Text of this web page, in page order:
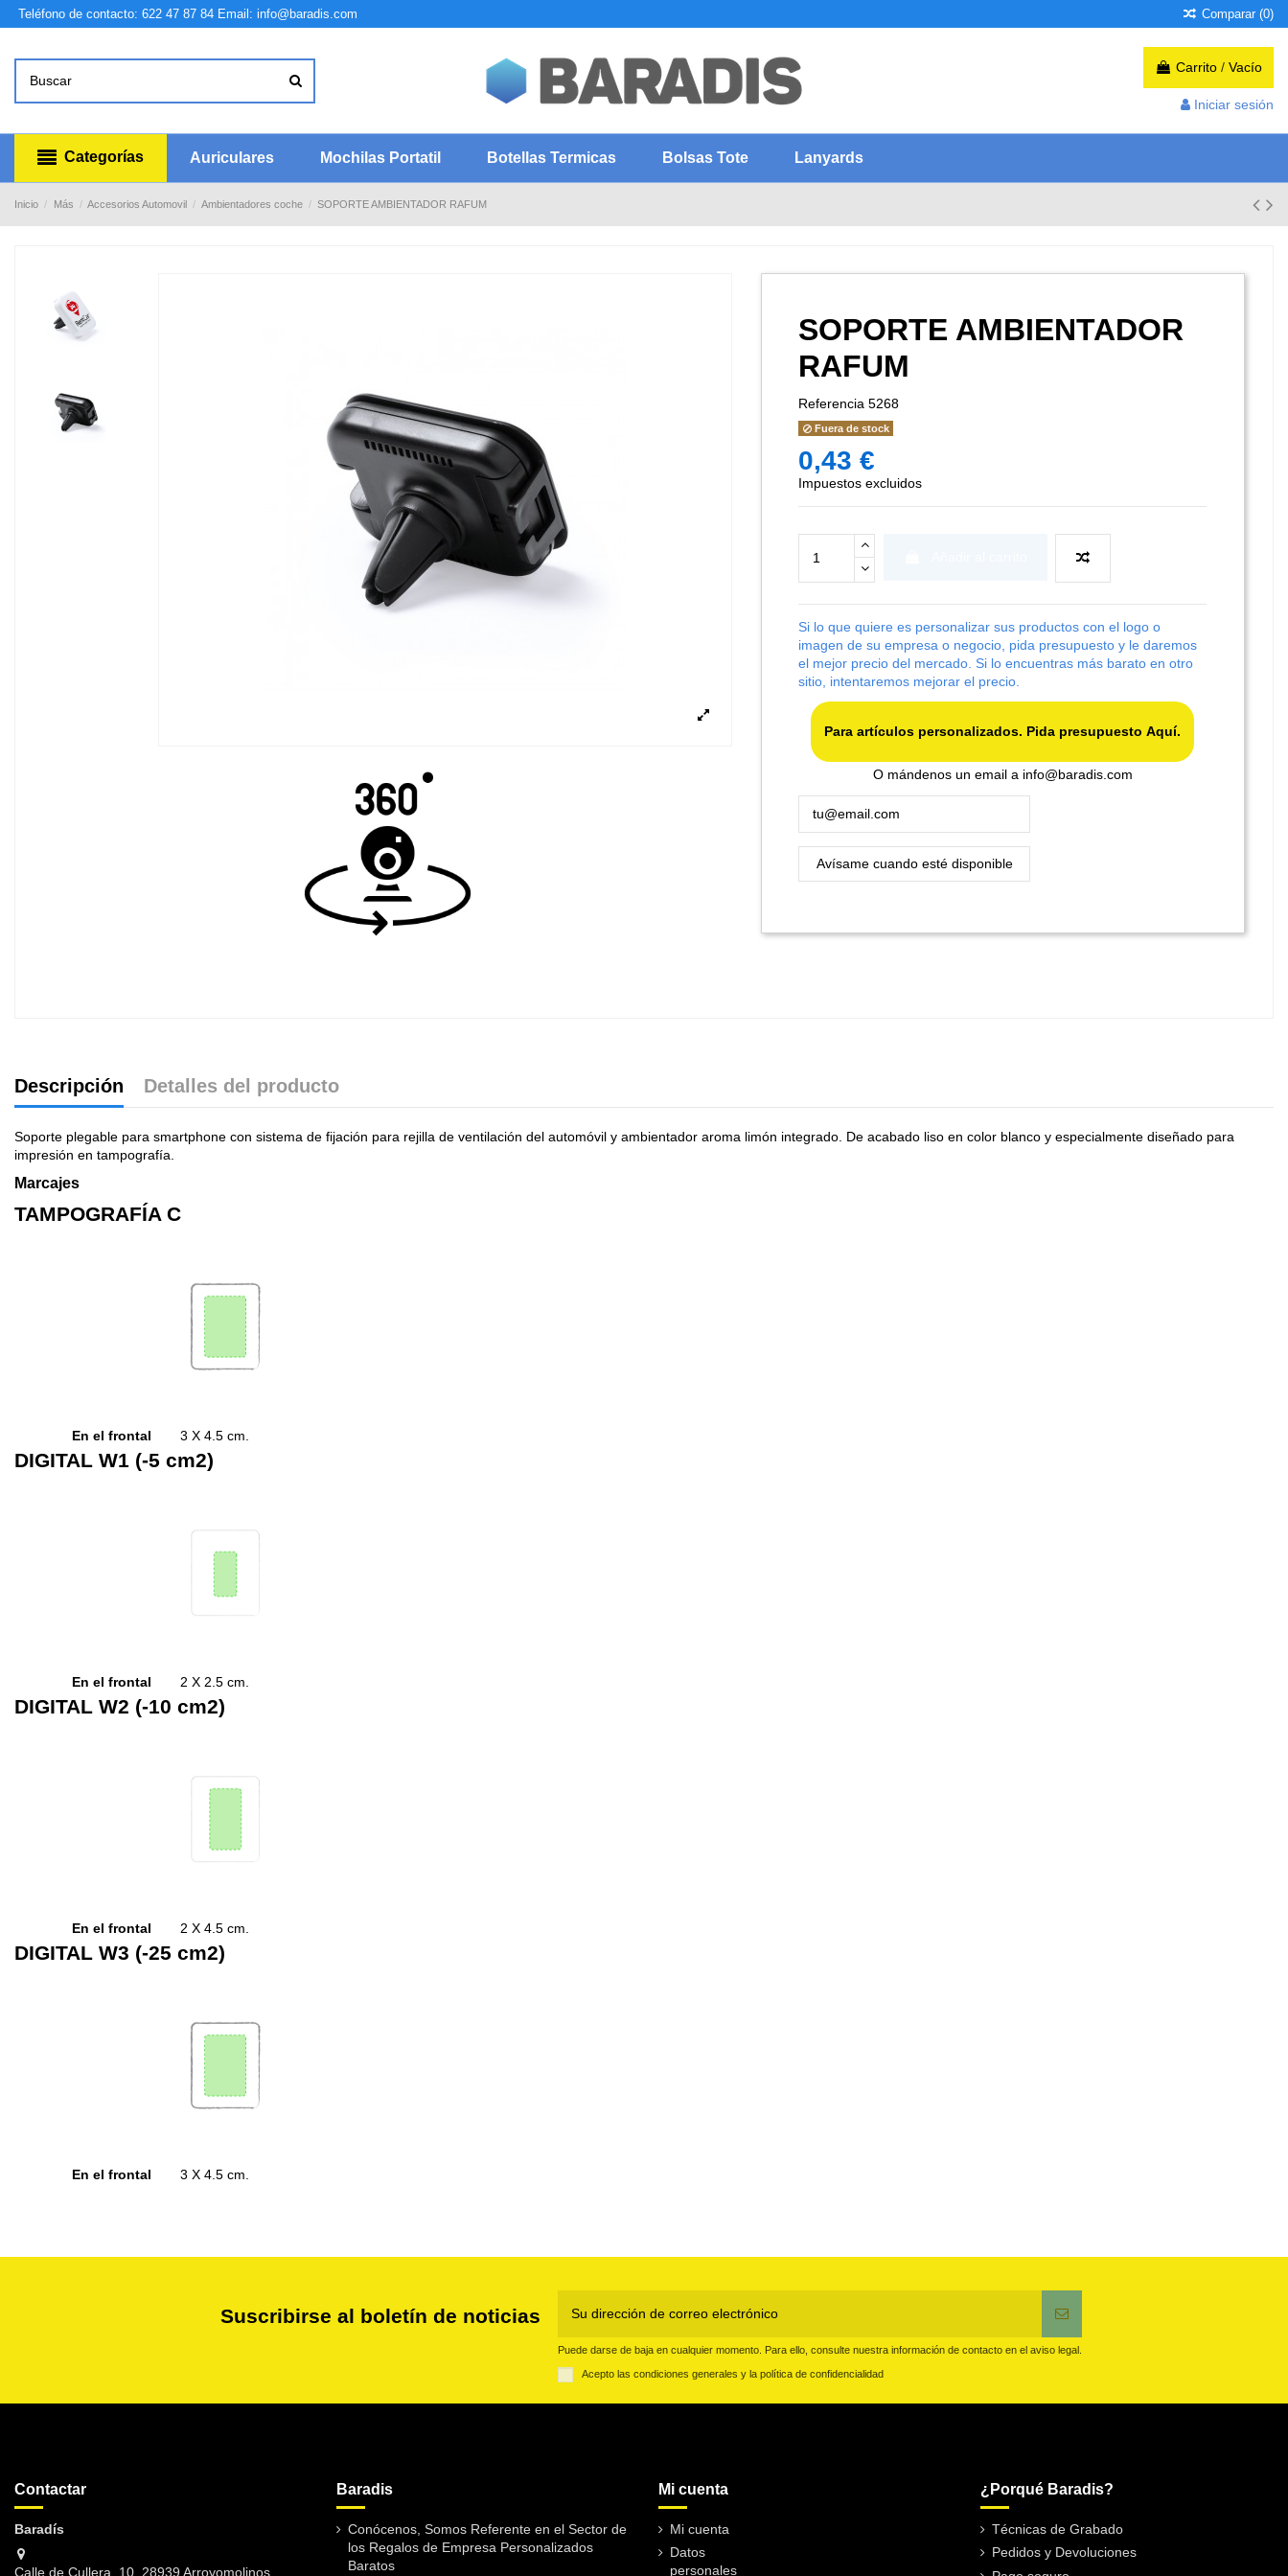
Teléfono de contacto: 622 47 87 84 Email: info@baradis.com Comparar (0)
Carrito / Vacío
Iniciar sesión
Categorías Auriculares Mochilas Portatil Botellas Termicas Bolsas Tote Lanyards
Inicio Más Accesorios Automovil Ambientadores coche SOPORTE AMBIENTADOR RAFUM
SOPORTE AMBIENTADOR
RAFUM
Referencia 5268
Fuera de stock
0,43 €
Impuestos excluidos
Si lo que quiere es personalizar sus productos con el logo o
imagen de su empresa o negocio, pida presupuesto y le daremos
el mejor precio del mercado. Si lo encuentras más barato en otro
sitio, intentaremos mejorar el precio.
Para artículos personalizados. Pida presupuesto Aquí.
O mándenos un email a info@baradis.com
Descripción Detalles del producto
Soporte plegable para smartphone con sistema de fijación para rejilla de ventilación del automóvil y ambientador aroma limón integrado. De acabado liso en color blanco y especialmente diseñado para
impresión en tampografía.
Marcajes
TAMPOGRAFÍA C
En el frontal 3 X 4.5 cm.
DIGITAL W1 (-5 cm2)
En el frontal 2 X 2.5 cm.
DIGITAL W2 (-10 cm2)
En el frontal 2 X 4.5 cm.
DIGITAL W3 (-25 cm2)
En el frontal 3 X 4.5 cm.
Suscribirse al boletín de noticias
Puede darse de baja en cualquier momento. Para ello, consulte nuestra información de contacto en el aviso legal.
Acepto las condiciones generales y la política de confidencialidad
Contactar
Baradís
Calle de Cullera, 10, 28939 Arroyomolinos,
Baradis
Conócenos, Somos Referente en el Sector de
los Regalos de Empresa Personalizados
Baratos
Mi cuenta
Mi cuenta
Datos
personales
¿Porqué Baradis?
Técnicas de Grabado
Pedidos y Devoluciones